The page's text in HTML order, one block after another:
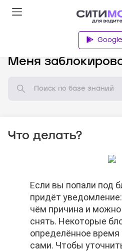
Меня
Что делать?
Если вы попали под
придёт
чём причина и можно
снять. Некоторые
определённое
сами. Чтобы
Если вы попали под
придёт
чём причина и можно
снять. Некоторые
определённое
сами. Чтобы
Если вы попали под
придёт
чём причина и можно
снять. Некоторые
определённое
сами. Чтобы